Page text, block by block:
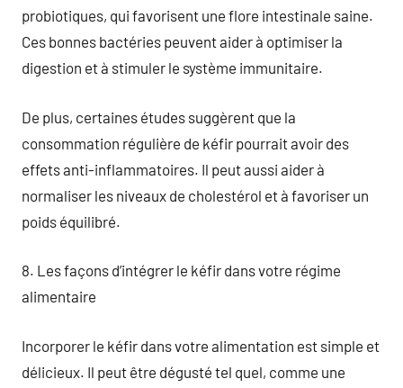
probiotiques, qui favorisent une flore intestinale saine.
Ces bonnes bactéries peuvent aider à optimiser la
digestion et à stimuler le système immunitaire.
De plus, certaines études suggèrent que la
consommation régulière de kéfir pourrait avoir des
effets anti-inflammatoires. Il peut aussi aider à
normaliser les niveaux de cholestérol et à favoriser un
poids équilibré.
8. Les façons d’intégrer le kéfir dans votre régime
alimentaire
Incorporer le kéfir dans votre alimentation est simple et
délicieux. Il peut être dégusté tel quel, comme une